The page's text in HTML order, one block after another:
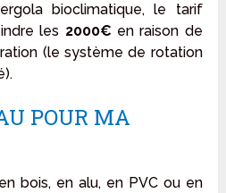
bioclimatique, le tarif
les 2000€ en raison de
(le système de rotation
POUR MA
bois, en alu, en PVC ou en